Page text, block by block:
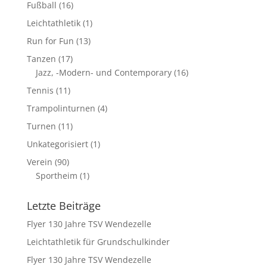
Fußball (16)
Leichtathletik(1)
Run for Fun (13)
Tanzen (17)
Jazz, -Modern- und Contemporary(16)
Tennis (11)
Trampolinturnen (4)
Turnen (11)
Unkategorisiert(1)
Verein (90)
Sportheim (1)
Letzte Beiträge
Flyer 130 Jahre TSV Wendezelle
Leichtathletik für Grundschulkinder
Flyer 130 Jahre TSV Wendezelle